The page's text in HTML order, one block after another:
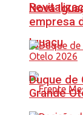
Iguaçu
Nova
empresa
Duque de
Grande